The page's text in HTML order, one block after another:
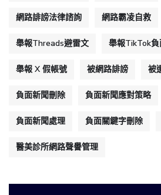
網路誹謗法律諮詢 網路霸凌自救
舉報Threads避雷文 舉報TikTok負
舉報 X 假帳號 被網路誹謗 被
負面新聞刪除 負面新聞應對策略
負面新聞處理 負面關鍵字刪除
醫美診所網路聲譽管理